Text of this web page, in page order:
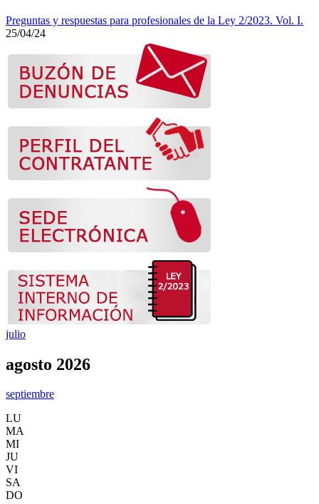
Preguntas y respuestas para profesionales de la Ley 2/2023. Vol. I.
25/04/24
julio
agosto 2026
septiembre
LU
MA
MI
JU
VI
SA
DO